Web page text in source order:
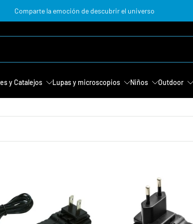
Comparte la emoción de descubrir el universo
y Catalejos Lupas y microscopios Niños Outdoor